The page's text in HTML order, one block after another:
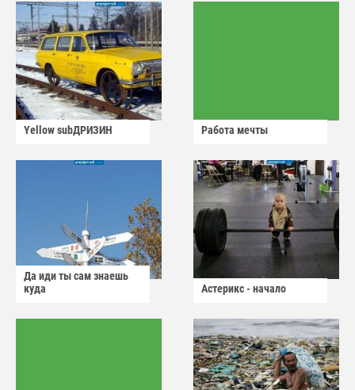
Yellow subДРИЗИН Работа мечты
Да иди ты сам знаешь
куда
Астерикс - начало